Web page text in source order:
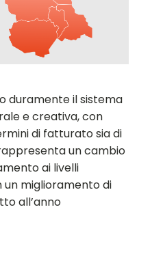
duramente il sistema
e creativa, con
di fatturato sia di
un cambio
ai livelli
un miglioramento di
all’anno